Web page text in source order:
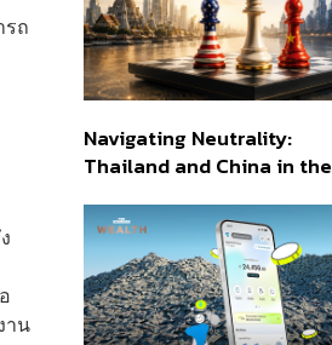
ถ
าน
Navigating Neutrality:
Thailand and China in the
Order